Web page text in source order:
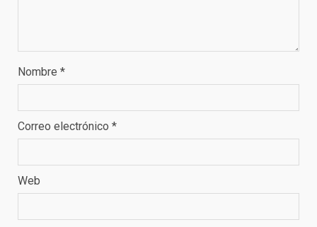
Nombre *
Correo electrónico *
Web